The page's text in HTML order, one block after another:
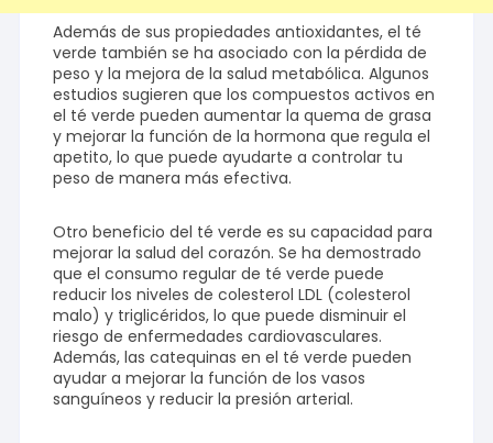
Además de sus propiedades antioxidantes, el té
verde también se ha asociado con la pérdida de
peso y la mejora de la salud metabólica. Algunos
estudios sugieren que los compuestos activos en
el té verde pueden aumentar la quema de grasa
y mejorar la función de la hormona que regula el
apetito, lo que puede ayudarte a controlar tu
peso de manera más efectiva.
Otro beneficio del té verde es su capacidad para
mejorar la salud del corazón. Se ha demostrado
que el consumo regular de té verde puede
reducir los niveles de colesterol LDL (colesterol
malo) y triglicéridos, lo que puede disminuir el
riesgo de enfermedades cardiovasculares.
Además, las catequinas en el té verde pueden
ayudar a mejorar la función de los vasos
sanguíneos y reducir la presión arterial.